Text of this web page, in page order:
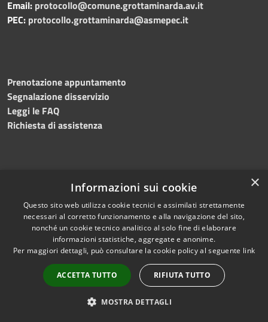
Email: protocollo@comune.grottaminarda.av.it
PEC: protocollo.grottaminarda@asmepec.it
Prenotazione appuntamento
Segnalazione disservizio
Leggi le FAQ
Richiesta di assistenza
Amministrazione trasparente
Albo pretorio
Informativa privacy
Note legali
Dichiarazione di accessibilità
×
Informazioni sui cookie
Questo sito web utilizza cookie tecnici e assimilati strettamente
necessari al corretto funzionamento e alla navigazione del sito,
nonché un cookie tecnico analitico al solo fine di elaborare
informazioni statistiche, aggregate e anonime.
Per maggiori dettagli, può consultare la cookie policy al seguente link
ACCETTA TUTTO RIFIUTA TUTTO
MOSTRA DETTAGLI